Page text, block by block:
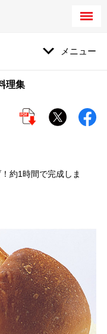
メニュー
理集
約1時間で完成しま